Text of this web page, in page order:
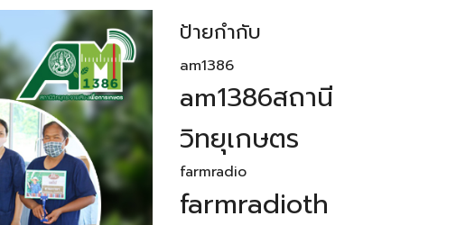
ป้ายกำกับ
am1386
am1386สถานี
วิทยุเกษตร
farmradio
farmradioth